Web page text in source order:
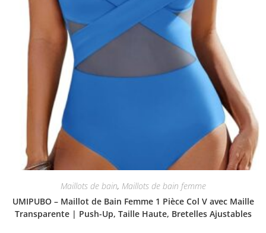
Maillots de bain, Maillots de bain femme
UMIPUBO – Maillot de Bain Femme 1 Pièce Col V avec Maille
Transparente | Push-Up, Taille Haute, Bretelles Ajustables